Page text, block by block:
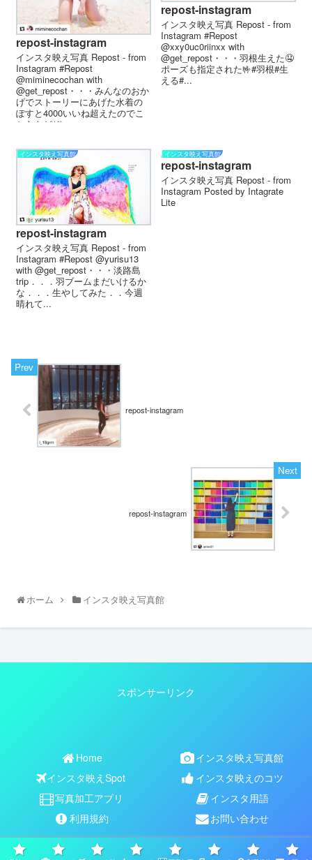
repost-instagram
インスタ映え写真 Repost - from
Instagram #Repost
@miminecochan with
@get_repost・・・みんなのおか
げでストーリーにあげた水着の
ぽすと4000いいね超えたのでこ
ちらをどぞ...
repost-instagram
インスタ映え写真 Repost - from
Instagram #Repost
@xxy0uc0riinxx with
@get_repost・・・羽根生えた🤤
ポーズも指定された🤟#羽根#生
える#...
インスタ映え写真館
repost-instagram
インスタ映え写真 Repost - from
Instagram #Repost @yurisu13
with @get_repost・・・淡路島
trip．．．羽ブームまだいけるか
な．．．生やしてみた️．．今週
晴れて...
インスタ映え写真館
repost-instagram
インスタ映え写真 Repost - from
Instagram Posted by Intagrate
Lite
repost-instagram
repost-instagram
ホーム インスタ映え写真館
スポンサーリンク
Home
インスタ映え写真館
インスタ映えSpot
インスタ映えのコツ
写真加工アプリ
インスタ用語
利用規約
お問い合わせ
Copyright © 2017-2026 【公式】インスタ映えNAVI All Rights